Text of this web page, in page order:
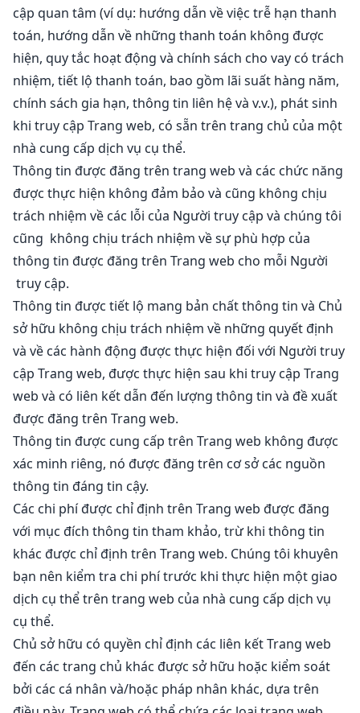
cập quan tâm (ví dụ: hướng dẫn về việc trễ hạn thanh
toán, hướng dẫn về những thanh toán không được
hiện, quy tắc hoạt động và chính sách cho vay có trách
nhiệm, tiết lộ thanh toán, bao gồm lãi suất hàng năm,
chính sách gia hạn, thông tin liên hệ và v.v.), phát sinh
khi truy cập Trang web, có sẵn trên trang chủ của một
nhà cung cấp dịch vụ cụ thể.
Thông tin được đăng trên trang web và các chức năng
được thực hiện không đảm bảo và cũng không chịu
trách nhiệm về các lỗi của Người truy cập và chúng tôi
cũng không chịu trách nhiệm về sự phù hợp của
thông tin được đăng trên Trang web cho mỗi Người
truy cập.
Thông tin được tiết lộ mang bản chất thông tin và Chủ
sở hữu không chịu trách nhiệm về những quyết định
và về các hành động được thực hiện đối với Người truy
cập Trang web, được thực hiện sau khi truy cập Trang
web và có liên kết dẫn đến lượng thông tin và đề xuất
được đăng trên Trang web.
Thông tin được cung cấp trên Trang web không được
xác minh riêng, nó được đăng trên cơ sở các nguồn
thông tin đáng tin cậy.
Các chi phí được chỉ định trên Trang web được đăng
với mục đích thông tin tham khảo, trừ khi thông tin
khác được chỉ định trên Trang web. Chúng tôi khuyên
bạn nên kiểm tra chi phí trước khi thực hiện một giao
dịch cụ thể trên trang web của nhà cung cấp dịch vụ
cụ thể.
Chủ sở hữu có quyền chỉ định các liên kết Trang web
đến các trang chủ khác được sở hữu hoặc kiểm soát
bởi các cá nhân và/hoặc pháp nhân khác, dựa trên